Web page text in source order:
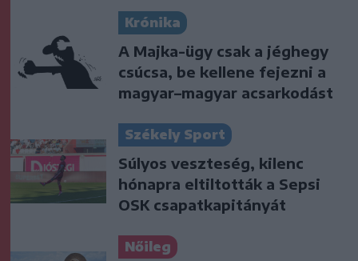
Krónika
A Majka-ügy csak a jéghegy
csúcsa, be kellene fejezni a
magyar–magyar acsarkodást
Székely Sport
Súlyos veszteség, kilenc
hónapra eltiltották a Sepsi
OSK csapatkapitányát
Nőileg